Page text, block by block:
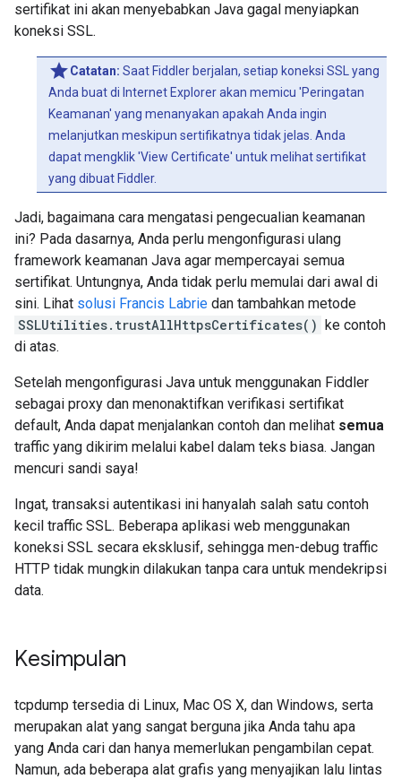
sertifikat ini akan menyebabkan Java gagal menyiapkan
koneksi SSL.
Catatan: Saat Fiddler berjalan, setiap koneksi SSL yang
Anda buat di Internet Explorer akan memicu 'Peringatan
Keamanan' yang menanyakan apakah Anda ingin
melanjutkan meskipun sertifikatnya tidak jelas. Anda
dapat mengklik 'View Certificate' untuk melihat sertifikat
yang dibuat Fiddler.
Jadi, bagaimana cara mengatasi pengecualian keamanan
ini? Pada dasarnya, Anda perlu mengonfigurasi ulang
framework keamanan Java agar mempercayai semua
sertifikat. Untungnya, Anda tidak perlu memulai dari awal di
sini. Lihat solusi Francis Labrie dan tambahkan metode
SSLUtilities.trustAllHttpsCertificates() ke contoh
di atas.
Setelah mengonfigurasi Java untuk menggunakan Fiddler
sebagai proxy dan menonaktifkan verifikasi sertifikat
default, Anda dapat menjalankan contoh dan melihat semua
traffic yang dikirim melalui kabel dalam teks biasa. Jangan
mencuri sandi saya!
Ingat, transaksi autentikasi ini hanyalah salah satu contoh
kecil traffic SSL. Beberapa aplikasi web menggunakan
koneksi SSL secara eksklusif, sehingga men-debug traffic
HTTP tidak mungkin dilakukan tanpa cara untuk mendekripsi
data.
Kesimpulan
tcpdump tersedia di Linux, Mac OS X, dan Windows, serta
merupakan alat yang sangat berguna jika Anda tahu apa
yang Anda cari dan hanya memerlukan pengambilan cepat.
Namun, ada beberapa alat grafis yang menyajikan lalu lintas